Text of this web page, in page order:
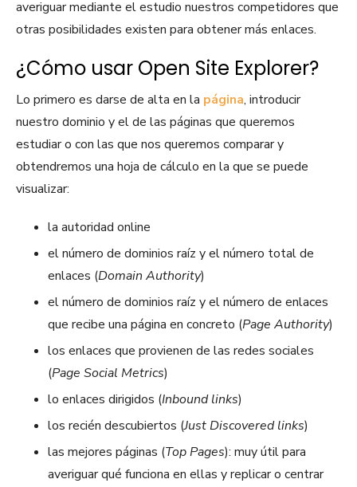
averiguar mediante el estudio nuestros competidores que
otras posibilidades existen para obtener más enlaces.
¿Cómo usar Open Site Explorer?
Lo primero es darse de alta en la página, introducir
nuestro dominio y el de las páginas que queremos
estudiar o con las que nos queremos comparar y
obtendremos una hoja de cálculo en la que se puede
visualizar:
la autoridad online
el número de dominios raíz y el número total de
enlaces (Domain Authority)
el número de dominios raíz y el número de enlaces
que recibe una página en concreto (Page Authority)
los enlaces que provienen de las redes sociales
(Page Social Metrics)
lo enlaces dirigidos (Inbound links)
los recién descubiertos (Just Discovered links)
las mejores páginas (Top Pages): muy útil para
averiguar qué funciona en ellas y replicar o centrar